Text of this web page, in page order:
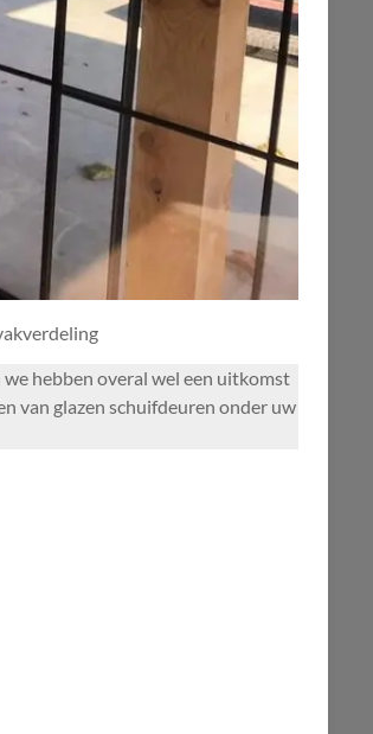
we hebben overal wel een uitkomst
van glazen schuifdeuren onder uw